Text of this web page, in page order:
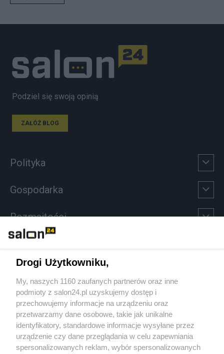
Podziel się swoją opinią
ZAŁÓŻ BLOG
Polityka
Gospodarka
Rozmaitości
Sport
Społeczeństwo
Kultura
Drogi Użytkowniku,
My, naszych 1160 zaufanych partnerów oraz inne
podmioty z salon24.pl uzyskujemy dostęp i
przechowujemy informacje na urządzeniu oraz
przetwarzamy dane osobowe, takie jak unikalne
identyfikatory, standardowe informacje wysyłane przez
urządzenie czy dane przeglądania w celu zapewniania
spersonalizowanych reklam, wybór spersonalizowanych